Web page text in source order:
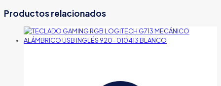
cantidad
Productos relacionados